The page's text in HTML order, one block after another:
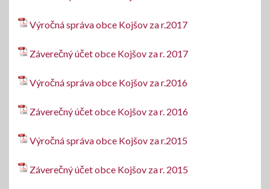
Výročná správa obce Kojšov za r.2017
Záverečný účet obce Kojšov za r. 2017
Výročná správa obce Kojšov za r.2016
Záverečný účet obce Kojšov za r. 2016
Výročná správa obce Kojšov za r.2015
Záverečný účet obce Kojšov za r. 2015